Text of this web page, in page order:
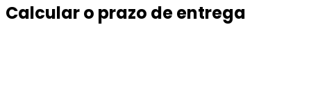
Calcular o prazo de entrega